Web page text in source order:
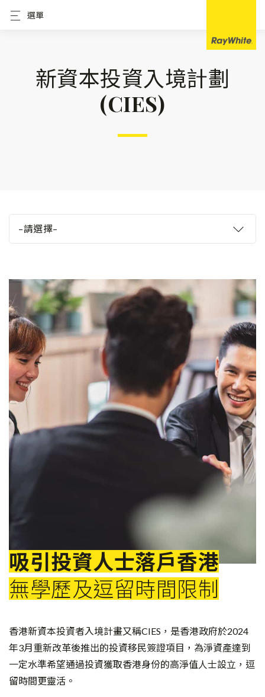
選單
新資本投資入境計劃
(CIES)
–請選擇–
吸引投資人士落戶香港
無學歷及逗留時間限制
香港新資本投資者入境計畫又稱CIES，是香港政府於2024
年3月重新改革後推出的投資移民簽證項目，為淨資產達到
一定水準希望通過投資獲取香港身份的高淨值人士設立，逗
留時間更靈活。